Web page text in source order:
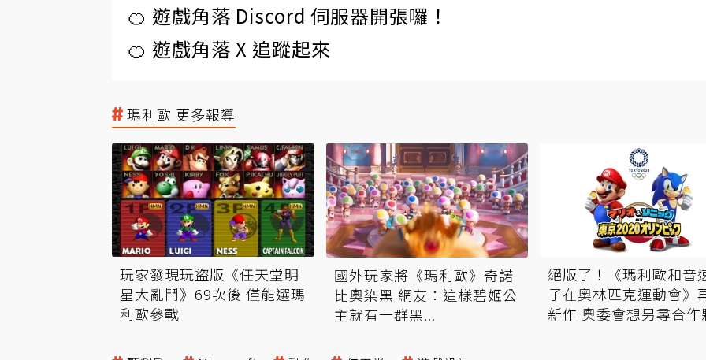
🍊 遊戲角落 Discord 伺服器開張囉！
🍊 遊戲角落 X 追蹤起來
瑪利歐 更多報導
玩家發現玩盜版《任天堂明
星大亂鬥》69次後 僅能選瑪
利歐參戰
國外玩家將《瑪利歐》奇諾
比奧染黑 網友：這樣碧姬公
主就有一群黑...
絕版了！《瑪利歐和音
子在奧林匹克運動會》
新作 奧委會想另尋合作